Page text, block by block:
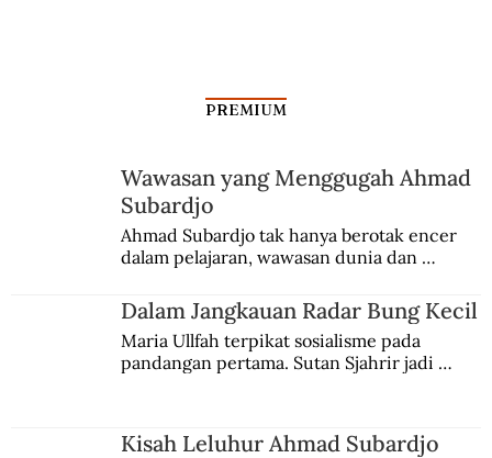
Hanandjoeddin Perintis di Tengah
Keterbatasan
PREMIUM
Wawasan yang Menggugah Ahmad
Subardjo
Ahmad Subardjo tak hanya berotak encer
dalam pelajaran, wawasan dunia dan
Jules Verne, Multatuli, hingga Sun Yat-sen.
Dalam Jangkauan Radar Bung Kecil
Maria Ullfah terpikat sosialisme pada
pandangan pertama. Sutan Sjahrir jadi
Kisah Leluhur Ahmad Subardjo